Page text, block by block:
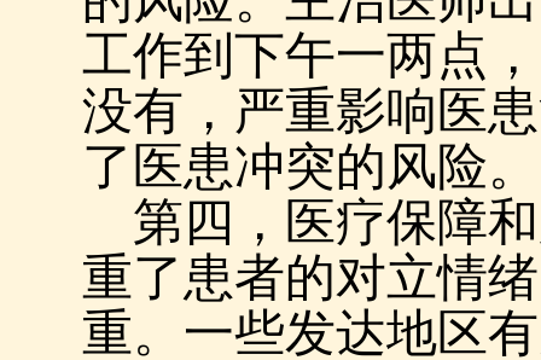
工作到下午一两点
没有，严重影响医
了医患冲突的风险。
第四，医疗保障
重了患者的对立情
重。一些发达地区